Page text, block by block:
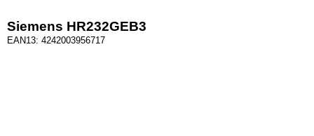
Siemens HR232GEB3
EAN13: 4242003956717